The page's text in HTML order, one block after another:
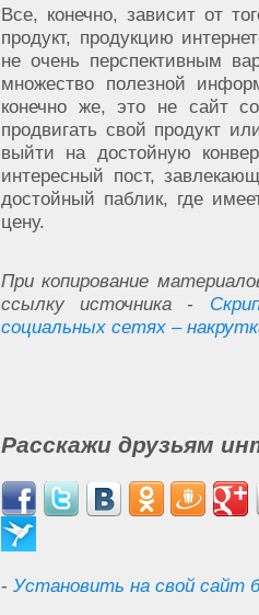
Все, конечно, зависит от
продукт, продукцию
не очень перспективным
множество полезной
конечно же, это не сайт
продвигать свой продукт
выйти на достойную
интересный пост,
достойный паблик, где
цену.
При копирование
ссылку источника -
социальных сетях –
Расскажи друзьям
- Установить на свой сайт